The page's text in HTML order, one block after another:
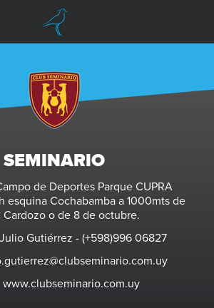
SEMINARIO
de Deportes Parque CUPRA
esquina Cochabamba a 1000mts de
Cardozo o de 8 de octubre.
Julio Gutiérrez - (+598)996 06827
www.clubseminario.com.uy